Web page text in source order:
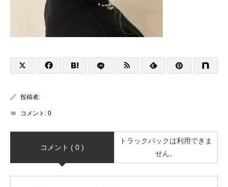
投稿者:
コメント: 0
コメント ( 0 )
トラックバックは利用できま
せん。